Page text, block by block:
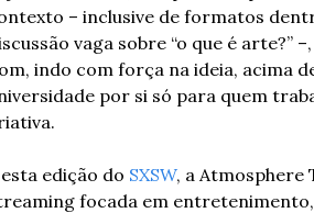
– inclusive de formatos
vaga sobre “o que é arte?”
indo com força na ideia, acima
por si só para quem
edição do SXSW, a Atmosphere
focada em